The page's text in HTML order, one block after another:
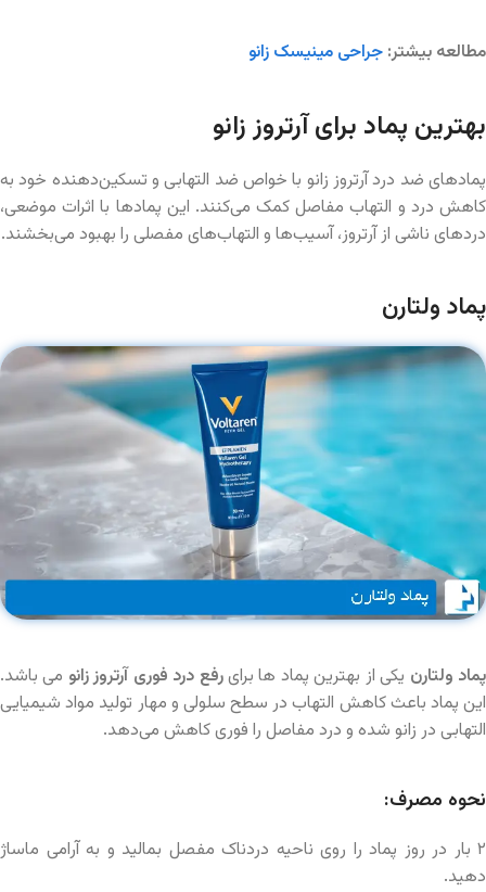
مطالعه بیشتر: جراحی مینیسک زانو
بهترین پماد برای آرتروز زانو
پمادهای ضد درد آرتروز زانو با خواص ضد التهابی و تسکین‌دهنده خود به
کاهش درد و التهاب مفاصل کمک می‌کنند. این پمادها با اثرات موضعی،
دردهای ناشی از آرتروز، آسیب‌ها و التهاب‌های مفصلی را بهبود می‌بخشند.
پماد ولتارن
پماد ولتارن یکی از بهترین پماد ها برایرفع درد فوری آرتروز زانو می باشد.
این پماد باعث کاهش التهاب در سطح سلولی و مهار تولید مواد شیمیایی
التهابی در زانو شده و درد مفاصل را فوری کاهش می‌دهد.
نحوه مصرف:
۲ بار در روز پماد را روی ناحیه دردناک مفصل بمالید و به آرامی ماساژ
دهید.